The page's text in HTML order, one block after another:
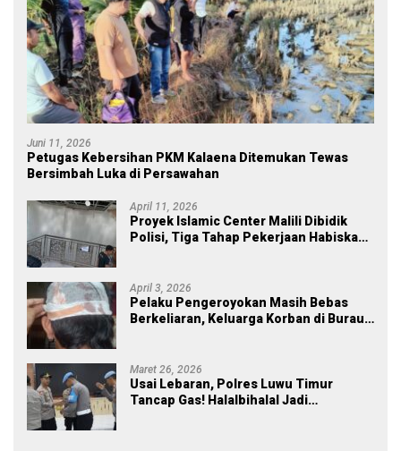
Juni 11, 2026
Petugas Kebersihan PKM Kalaena Ditemukan Tewas
Bersimbah Luka di Persawahan
April 11, 2026
Proyek Islamic Center Malili Dibidik
Polisi, Tiga Tahap Pekerjaan Habiskan
April 3, 2026
Pelaku Pengeroyokan Masih Bebas
Berkeliaran, Keluarga Korban di Burau
Maret 26, 2026
Usai Lebaran, Polres Luwu Timur
Tancap Gas! Halalbihalal Jadi